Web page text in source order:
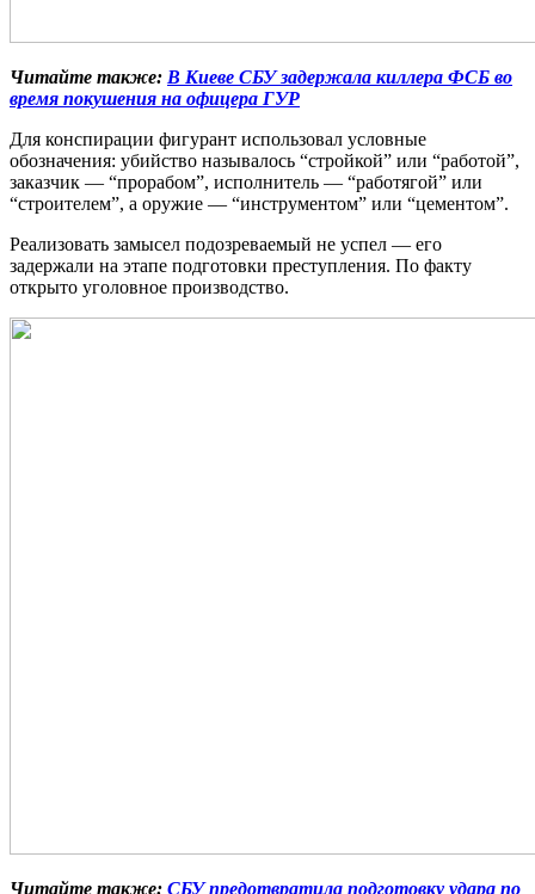
Читайте также: В Киеве СБУ задержала киллера ФСБ во
время покушения на офицера ГУР
Для конспирации фигурант использовал условные
обозначения: убийство называлось “стройкой” или “работой”,
заказчик — “прорабом”, исполнитель — “работягой” или
“строителем”, а оружие — “инструментом” или “цементом”.
Реализовать замысел подозреваемый не успел — его
задержали на этапе подготовки преступления. По факту
открыто уголовное производство.
Читайте также: СБУ предотвратила подготовку удара по